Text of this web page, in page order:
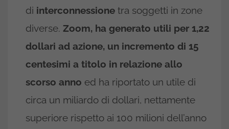
di interconnessione tra soggetti in zone
diverse. Zoom, ha generato utili per 1,22
dollari ad azione, un incremento di 15
centesimi a titolo in relazione allo
scorso anno ed ha riportato un utile di
circa un miliardo di dollari, nettamente
superiore rispetto ai 100 milioni dell’anno